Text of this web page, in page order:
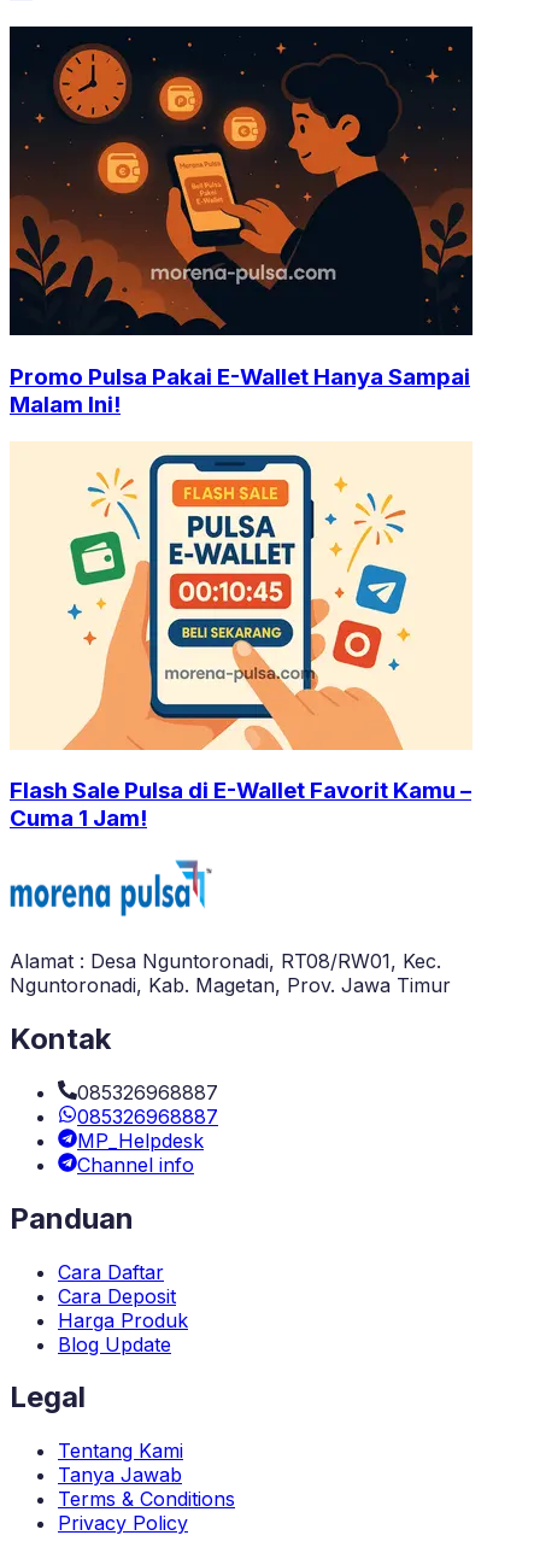
Promo Pulsa Pakai E-Wallet Hanya Sampai
Malam Ini!
Flash Sale Pulsa di E-Wallet Favorit Kamu –
Cuma 1 Jam!
Alamat : Desa Nguntoronadi, RT08/RW01, Kec.
Nguntoronadi, Kab. Magetan, Prov. Jawa Timur
Kontak
085326968887
085326968887
MP_Helpdesk
Channel info
Panduan
Cara Daftar
Cara Deposit
Harga Produk
Blog Update
Legal
Tentang Kami
Tanya Jawab
Terms & Conditions
Privacy Policy